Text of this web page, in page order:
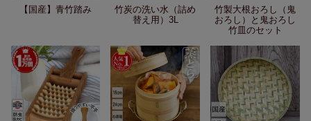
【国産】青竹踏み
竹炭の洗い水（詰め
替え用）3L
竹製大根おろし（鬼
おろし）と鬼おろし
竹皿のセット